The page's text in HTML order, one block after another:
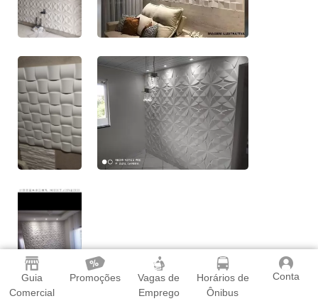
Guia
Comercial
Promoções
Vagas de
Emprego
Horários de
Ônibus
Conta